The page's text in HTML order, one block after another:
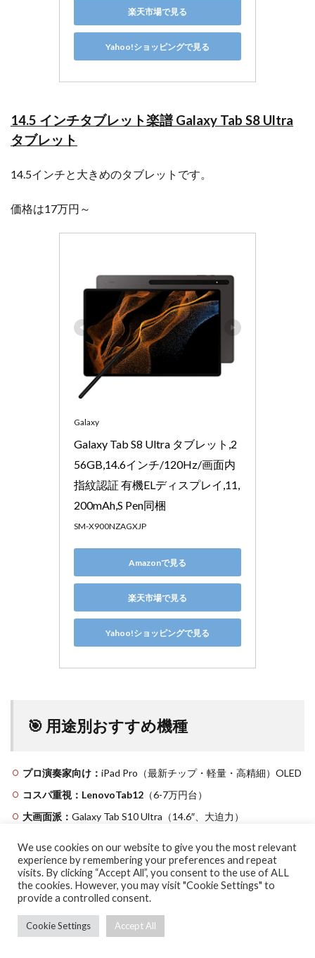
楽天市場で見る
Yahoo!ショッピングで見る
14.5 インチタブレット楽譜Galaxy Tab S8 Ultra
タブレット
14.5インチと大きめのタブレットです。
価格は17万円～
Galaxy
Galaxy Tab S8 Ultra タブレット,2
56GB,14.6インチ/120Hz/画面内
指紋認証 有機ELディスプレイ,11,
200mAh,S Pen同梱
SM-X900NZAGXJP
Amazonで見る
楽天市場で見る
Yahoo!ショッピングで見る
🎯 用途別おすすめ機種
プロ演奏家向け： iPad Pro（最新チップ・軽量・高精細）OLED
コスパ重視：LenovoTab12 （6-7万円台）
大画面派： Galaxy Tab S10 Ultra（14.6″、大迫力）
と価格の両立）
📲 楽譜アプリ対応表
We use cookies on our website to give you the most relevant
experience by remembering your preferences and repeat
visits. By clicking “Accept All”, you consent to the use of ALL
the cookies. However, you may visit "Cookie Settings" to
provide a controlled consent.
Cookie Settings Accept All